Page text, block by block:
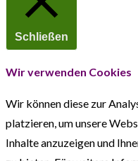
Schließen
Wir verwenden Cookies
Wir können diese zur
platzieren, um unsere
Inhalte anzuzeigen und